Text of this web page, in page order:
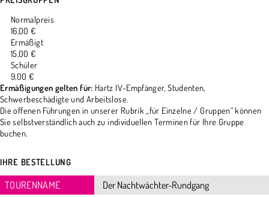
Normalpreis
16,00 €
Ermäßigt
15,00 €
Schüler
9,00 €
Ermäßigungen gelten für: Hartz IV-Empfänger, Studenten,
Schwerbeschädigte und Arbeitslose.
Die offenen Führungen in unserer Rubrik „für Einzelne / Gruppen“ können
Sie selbstverständlich auch zu individuellen Terminen für Ihre Gruppe
buchen.
IHRE BESTELLUNG
TOURENNAME